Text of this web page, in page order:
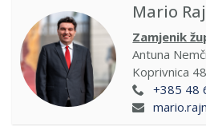
Mario
Zamjenik
Antuna
Koprivnica
+385 48